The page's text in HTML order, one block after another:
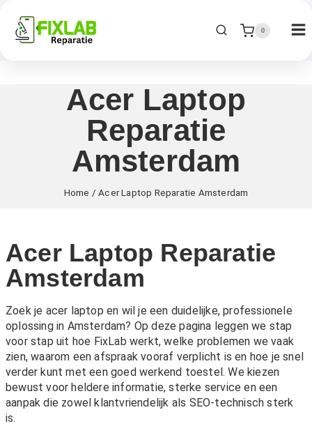
0
Acer Laptop
Reparatie
Amsterdam
Home / Acer Laptop Reparatie Amsterdam
Acer Laptop Reparatie
Amsterdam
Zoek je acer laptop en wil je een duidelijke, professionele
oplossing in Amsterdam? Op deze pagina leggen we stap
voor stap uit hoe FixLab werkt, welke problemen we vaak
zien, waarom een afspraak vooraf verplicht is en hoe je snel
verder kunt met een goed werkend toestel. We kiezen
bewust voor heldere informatie, sterke service en een
aanpak die zowel klantvriendelijk als SEO-technisch sterk
is.